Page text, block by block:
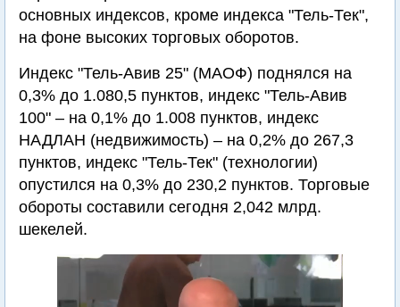
основных индексов, кроме индекса "Тель-Тек",
на фоне высоких торговых оборотов.
Индекс "Тель-Авив 25" (МАОФ) поднялся на
0,3% до 1.080,5 пунктов, индекс "Тель-Авив
100" – на 0,1% до 1.008 пунктов, индекс
НАДЛАН (недвижимость) – на 0,2% до 267,3
пунктов, индекс "Тель-Тек" (технологии)
опустился на 0,3% до 230,2 пунктов. Торговые
обороты составили сегодня 2,042 млрд.
шекелей.